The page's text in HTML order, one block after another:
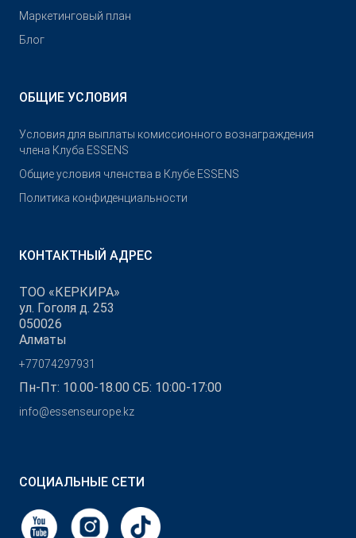
Маркетинговый план
Блог
ОБЩИЕ УСЛОВИЯ
Условия для выплаты комиссионного вознаграждения
члена Клуба ESSENS
Общие условия членства в Клубе ESSENS
Политика конфиденциальности
КОНТАКТНЫЙ АДРЕС
ТОО «КЕРКИРА»
ул. Гоголя д. 253
050026
Алматы
+77074297931
Пн-Пт: 10.00-18.00 СБ: 10:00-17:00
info@essenseurope.kz
СОЦИАЛЬНЫЕ СЕТИ